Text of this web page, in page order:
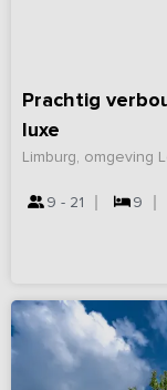
Prachtig
luxe
Limburg, omgeving
9 - 21 9